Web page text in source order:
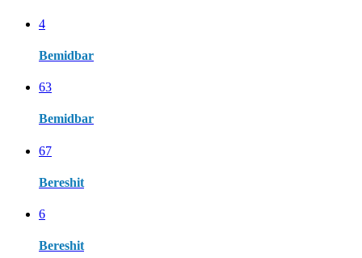
4
Bemidbar
63
Bemidbar
67
Bereshit
6
Bereshit